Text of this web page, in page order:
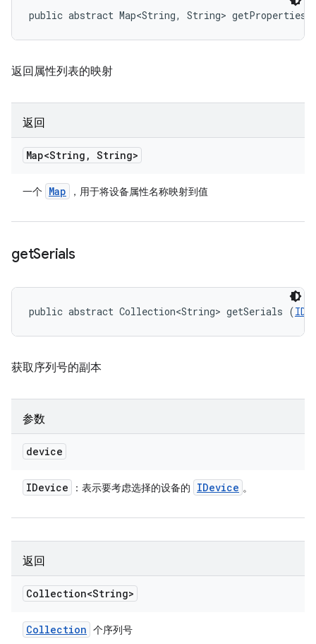
public abstract Map<String, String> getProperties
返回属性列表的映射
返回
Map<String , String>
一个 Map ，用于将设备属性名称映射到值
getSerials
public abstract Collection<String> getSerials (
获取序列号的副本
参数
device
IDevice ：表示要考虑选择的设备的 IDevice 。
返回
Collection<String>
Collection 个序列号